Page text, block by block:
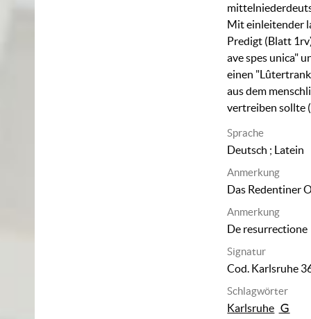
Mit einleitender
Predigt (Blatt
ave spes unica"
einen
aus dem
vertreiben sollte
Sprache
Deutsch ; Latein
Anmerkung
Das Redentiner
Anmerkung
De resurrectione
Signatur
Cod. Karlsruhe
Schlagwörter
Karlsruhe